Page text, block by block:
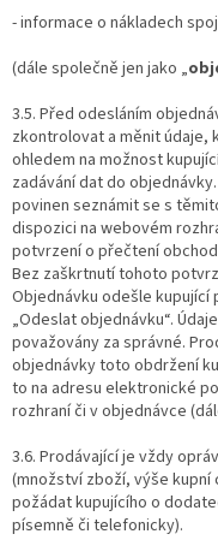
- informace o nákladech
(dále společně jen jako „
3.5. Před odesláním
zkontrolovat a měnit údaje,
ohledem na možnost
zadávání dat do
povinen seznámit se s
dispozici na webovém
potvrzení o přečtení
Bez zaškrtnutí tohoto
Objednávku odešle kupující
„Odeslat objednávku“.
považovány za správné.
objednávky toto obdržení
to na adresu elektronické
rozhraní či v objednávce
3.6. Prodávající je vždy
(množství zboží, výše kupní
požádat kupujícího o
písemně či telefonicky).